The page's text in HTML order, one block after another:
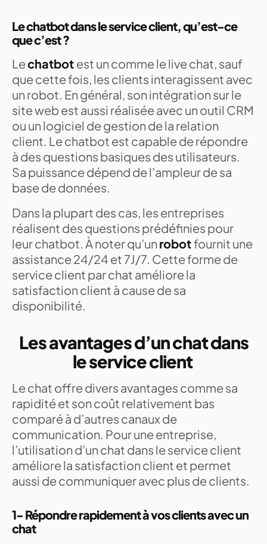
Le chatbot dans le service client, qu’est-ce
que c’est ?
Lechatbot est un comme le live chat, sauf
que cette fois, les clients interagissent avec
un robot. En général, son intégration sur le
site web est aussi réalisée avec un outil CRM
ou un logiciel de gestion de la relation
client. Le chatbot est capable de répondre
à des questions basiques des utilisateurs.
Sa puissance dépend de l’ampleur de sa
base de données.
Dans la plupart des cas, les entreprises
réalisent des questions prédéfinies pour
leur chatbot. À noter qu’unrobotfournit une
assistance 24/24 et 7J/7. Cette forme de
service client par chat améliore la
satisfaction client à cause de sa
disponibilité.
Les avantages d’un chat dans
le service client
Le chat offre divers avantages comme sa
rapidité et son coût relativement bas
comparé à d’autres canaux de
communication. Pour une entreprise,
l’utilisation d’un chat dans le service client
améliore la satisfaction client et permet
aussi de communiquer avec plus de clients.
1- Répondre rapidement à vos clients avec un
chat